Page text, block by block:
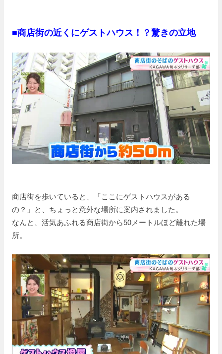
■商店街の近くにゲストハウス！？驚きの立地
商店街を歩いていると、「ここにゲストハウスがある
の？」と、ちょっと意外な場所に案内されました。
なんと、活気あふれる商店街から50メートルほど離れた場
所。